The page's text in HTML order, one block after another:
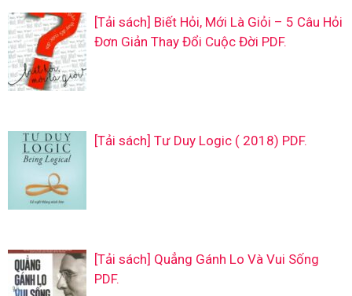
[Tải sách] Biết Hỏi, Mới Là Giỏi – 5 Câu Hỏi
Đơn Giản Thay Đổi Cuộc Đời PDF.
[Tải sách] Tư Duy Logic ( 2018) PDF.
[Tải sách] Quẳng Gánh Lo Và Vui Sống
PDF.